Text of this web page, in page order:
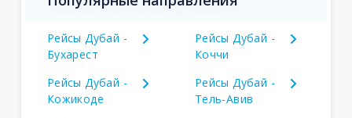
Рейсы Дубай -
Бухарест
Рейсы Дубай -
Коччи
Рейсы Дубай -
Кожикоде
Рейсы Дубай -
Тель-Авив